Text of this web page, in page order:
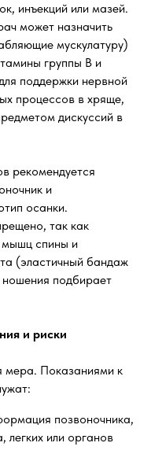
инъекций или мазей.
может назначить
мускулатуру)
группы B и
поддержки нервной
процессов в хряще,
дискуссий в
рекомендуется
и
осанки.
так как
мышц спины и
(эластичный бандаж
подбирает
и риски
мера. Показаниями к
позвоночника,
или органов